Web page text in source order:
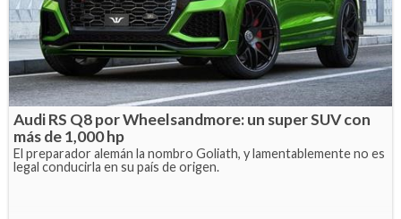
Audi RS Q8 por Wheelsandmore: un super SUV con
más de 1,000 hp
El preparador alemán la nombro Goliath, y lamentablemente no es
legal conducirla en su país de origen.